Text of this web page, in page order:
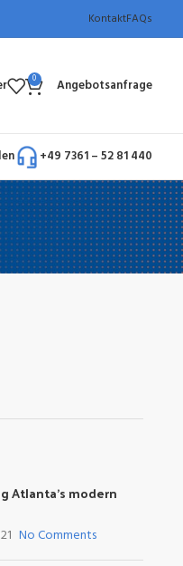
KontaktFAQs
0 Angebotsanfrage
+49 7361 – 52 81 440
Atlanta’s modern
No Comments